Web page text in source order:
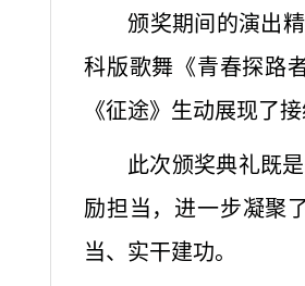
颁奖期间的演出
科版歌舞《青春探路
《征途》生动展现了
此次颁奖典礼既
励担当，进一步凝聚
当、实干建功。